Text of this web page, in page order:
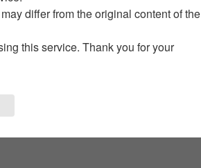
differ from the original content of the
this service. Thank you for your